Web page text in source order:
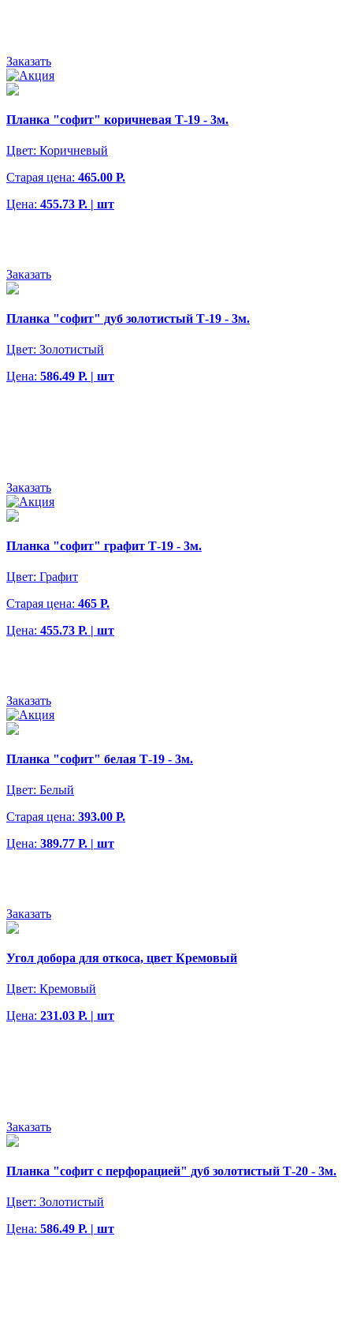
Заказать
Планка "софит" коричневая Т-19 - 3м.
Цвет: Коричневый
Старая цена: 465.00 Р.
Цена: 455.73 Р. | шт
Заказать
Планка "софит" дуб золотистый Т-19 - 3м.
Цвет: Золотистый
Цена: 586.49 Р. | шт
Заказать
Планка "софит" графит Т-19 - 3м.
Цвет: Графит
Старая цена: 465 Р.
Цена: 455.73 Р. | шт
Заказать
Планка "софит" белая Т-19 - 3м.
Цвет: Белый
Старая цена: 393.00 Р.
Цена: 389.77 Р. | шт
Заказать
Угол добора для откоса, цвет Кремовый
Цвет: Кремовый
Цена: 231.03 Р. | шт
Заказать
Планка "софит с перфорацией" дуб золотистый Т-20 - 3м.
Цвет: Золотистый
Цена: 586.49 Р. | шт